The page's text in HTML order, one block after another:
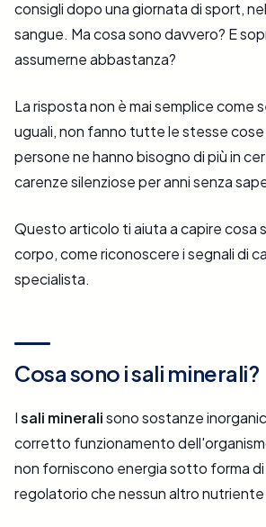
consigli dopo una giornata di sport,
sangue. Ma cosa sono davvero? E
assumerne abbastanza?
La risposta non è mai semplice come
uguali, non fanno tutte le stesse
persone ne hanno bisogno di più in
carenze silenziose per anni senza
Questo articolo ti aiuta a capire cosa
corpo, come riconoscere i segnali di
specialista.
Cosa sono i sali minerali?
Isali mineralisono sostanze
corretto funzionamento
non forniscono energia sotto forma
regolatorio che nessun altro nutriente